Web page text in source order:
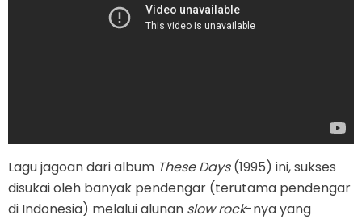
Lagu jagoan dari album These Days(1995) ini, sukses
disukai oleh banyak pendengar (terutama pendengar
di Indonesia) melalui alunan slow rock-nya yang